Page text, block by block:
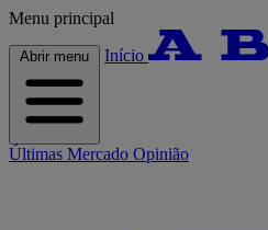
Menu principal
Abrir menu Início
Últimas Mercado Opinião